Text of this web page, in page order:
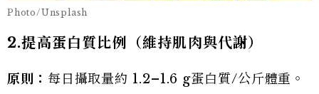
Photo/Unsplash
2.提高蛋白質比例（維持肌肉與代謝）
原則： 每日攝取量約 1.2–1.6 g蛋白質/公斤體重。